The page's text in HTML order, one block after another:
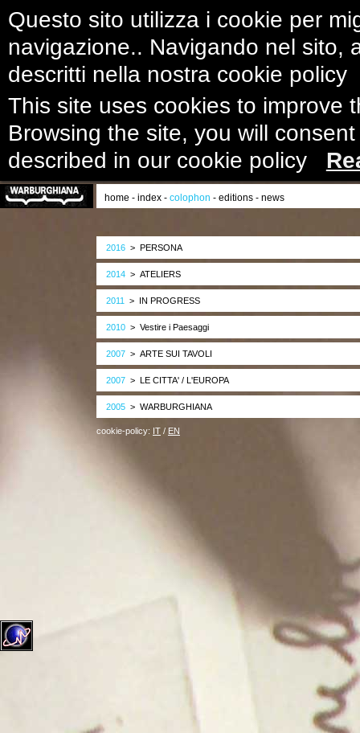
Questo sito utilizza i cookie per
navigazione.. Navigando nel sito,
descritti nella nostra cookie
This site uses cookies to improve
Browsing the site, you will
described in our cookie policy
home - index - colophon - editions - news
2016 > PERSONA
2014 > ATELIERS
2011 > IN PROGRESS
2010 > Vestire i Paesaggi
2007 > ARTE SUI TAVOLI
2007 > LE CITTA' / L'EUROPA
2005 > WARBURGHIANA
cookie-policy: IT / EN